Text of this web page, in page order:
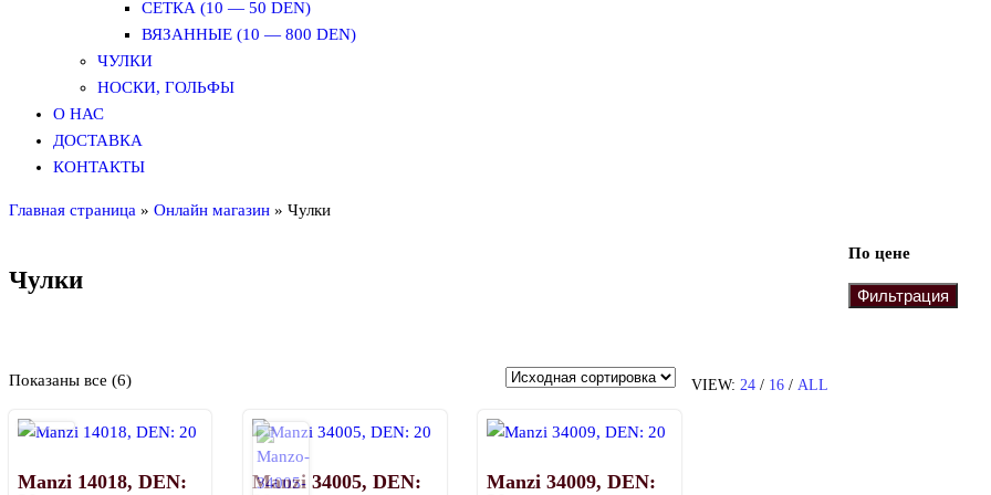
СЕТКА (10 — 50 DEN)
ВЯЗАННЫЕ (10 — 800 DEN)
ЧУЛКИ
НОСКИ, ГОЛЬФЫ
О НАС
ДОСТАВКА
КОНТАКТЫ
Главная страница » Онлайн магазин » Чулки
Чулки
Рекомендуемый продукт
VIEW: 24 / 16 / ALL
Показаны все (6)
Manzi 14018, DEN:
Manzi 34005, DEN:
Manzi 34009, DEN:
По цене
Фильтрация